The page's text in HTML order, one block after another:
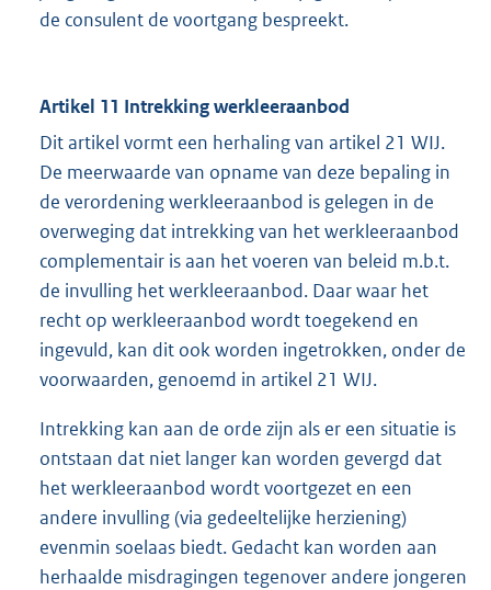
de consulent de voortgang bespreekt.
Artikel 11 Intrekking werkleeraanbod
Dit artikel vormt een herhaling van artikel 21 WIJ.
De meerwaarde van opname van deze bepaling in
de verordening werkleeraanbod is gelegen in de
overweging dat intrekking van het werkleeraanbod
complementair is aan het voeren van beleid m.b.t.
de invulling het werkleeraanbod. Daar waar het
recht op werkleeraanbod wordt toegekend en
ingevuld, kan dit ook worden ingetrokken, onder de
voorwaarden, genoemd in artikel 21 WIJ.
Intrekking kan aan de orde zijn als er een situatie is
ontstaan dat niet langer kan worden gevergd dat
het werkleeraanbod wordt voortgezet en een
andere invulling (via gedeeltelijke herziening)
evenmin soelaas biedt. Gedacht kan worden aan
herhaalde misdragingen tegenover andere jongeren